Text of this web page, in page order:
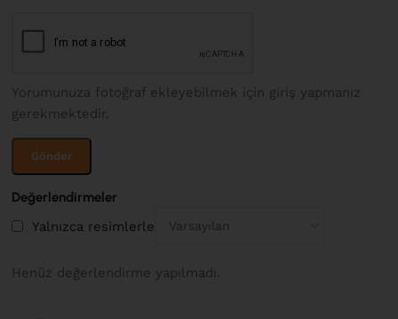
Değerlendirmeler
Yalnızca resimlerle
Henüz değerlendirme yapılmadı.
Yorumunuza fotoğraf ekleyebilmek için giriş yapmanız
gerekmektedir.